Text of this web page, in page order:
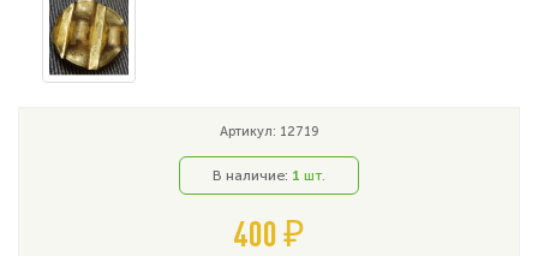
Артикул: 12719
В наличие: 1 шт.
400 ₽